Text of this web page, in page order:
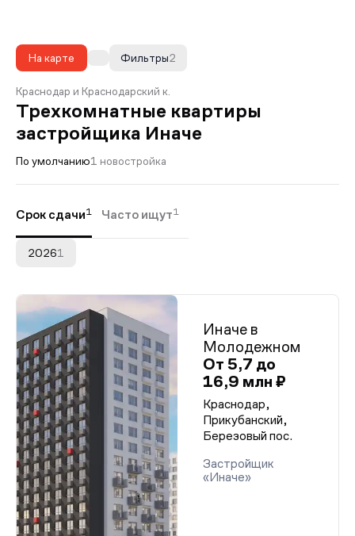
На карте 2
Фильтры
Краснодар и Краснодарский к.
Трехкомнатные квартиры
застройщика Иначе
По умолчанию1 новостройка
Срок сдачи1 Часто ищут1
20261
Иначе в
Молодежном
От 5,7 до
16,9 млн ₽
Краснодар,
Прикубанский,
Березовый пос.
Застройщик
«Иначе»